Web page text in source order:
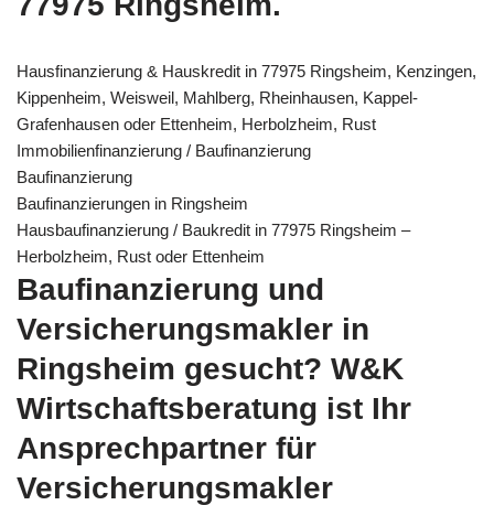
Hausfinanzierung & Hauskredit in 77975 Ringsheim, Kenzingen,
Kippenheim, Weisweil, Mahlberg, Rheinhausen, Kappel-
Grafenhausen oder Ettenheim, Herbolzheim, Rust
Immobilienfinanzierung / Baufinanzierung
Baufinanzierung
Baufinanzierungen in Ringsheim
Hausbaufinanzierung / Baukredit in 77975 Ringsheim –
Herbolzheim, Rust oder Ettenheim
Baufinanzierung und
Versicherungsmakler in
Ringsheim gesucht? W&K
Wirtschaftsberatung ist Ihr
Ansprechpartner für
Versicherungsmakler